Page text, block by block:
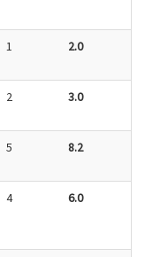
1 2.0
2 3.0
5 8.2
4 6.0